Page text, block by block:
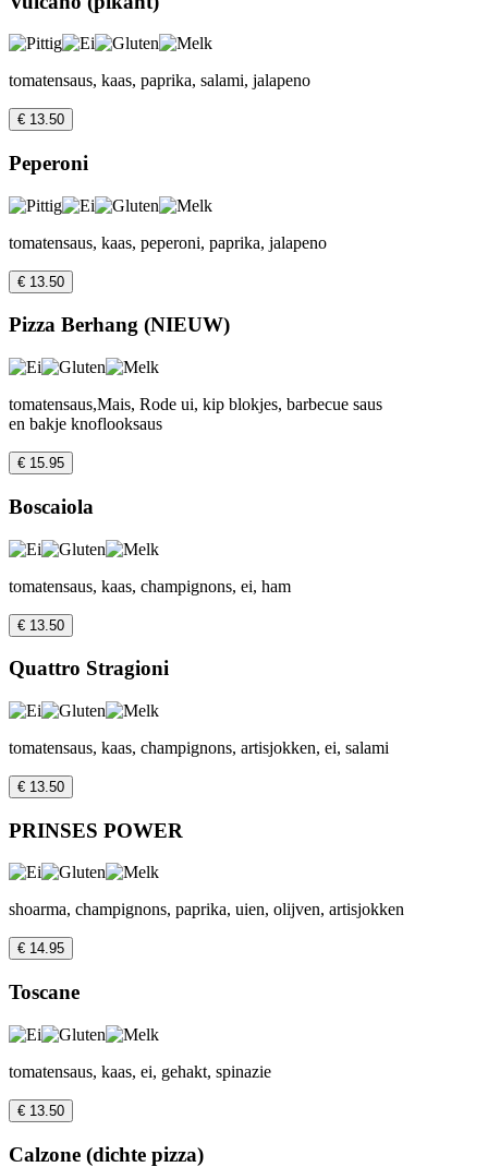
tomatensaus, kaas, paprika, salami, jalapeno
€ 13.50
Peperoni
tomatensaus, kaas, peperoni, paprika, jalapeno
€ 13.50
Pizza Berhang (NIEUW)
tomatensaus,Mais, Rode ui, kip blokjes, barbecue saus
en bakje knoflooksaus
€ 15.95
Boscaiola
tomatensaus, kaas, champignons, ei, ham
€ 13.50
Quattro Stragioni
tomatensaus, kaas, champignons, artisjokken, ei, salami
€ 13.50
PRINSES POWER
shoarma, champignons, paprika, uien, olijven, artisjokken
€ 14.95
Toscane
tomatensaus, kaas, ei, gehakt, spinazie
€ 13.50
Calzone (dichte pizza)